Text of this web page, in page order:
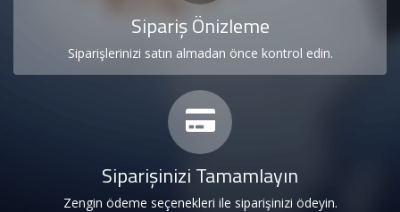
Sunucu
Kurumsal
Sipariş Önizleme
Siparişlerinizi satın almadan önce kontrol edin.
Siparişinizi Tamamlayın
Zengin ödeme seçenekleri ile siparişinizi ödeyin.